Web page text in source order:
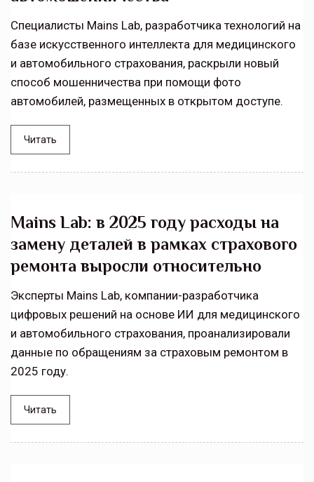
Специалисты Mains Lab, разработчика технологий на
базе искусственного интеллекта для медицинского
и автомобильного страхования, раскрыли новый
способ мошенничества при помощи фото
автомобилей, размещенных в открытом доступе.
Читать
Mains Lab: в 2025 году расходы на
замену деталей в рамках страхового
ремонта выросли относительно
Эксперты Mains Lab, компании-разработчика
цифровых решений на основе ИИ для медицинского
и автомобильного страхования, проанализировали
данные по обращениям за страховым ремонтом в
2025 году.
Читать